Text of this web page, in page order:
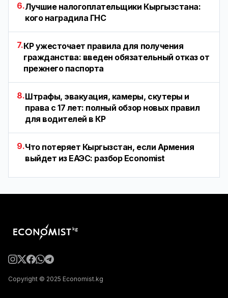
6.Лучшие налогоплательщики Кыргызстана:
кого наградила ГНС
7.КР ужесточает правила для получения
гражданства: введен обязательный отказ от
прежнего паспорта
8.Штрафы, эвакуация, камеры, скутеры и
права с 17 лет: полный обзор новых правил
для водителей в КР
9.Что потеряет Кыргызстан, если Армения
выйдет из ЕАЭС: разбор Economist
Copyright © 2025 Economist.kg